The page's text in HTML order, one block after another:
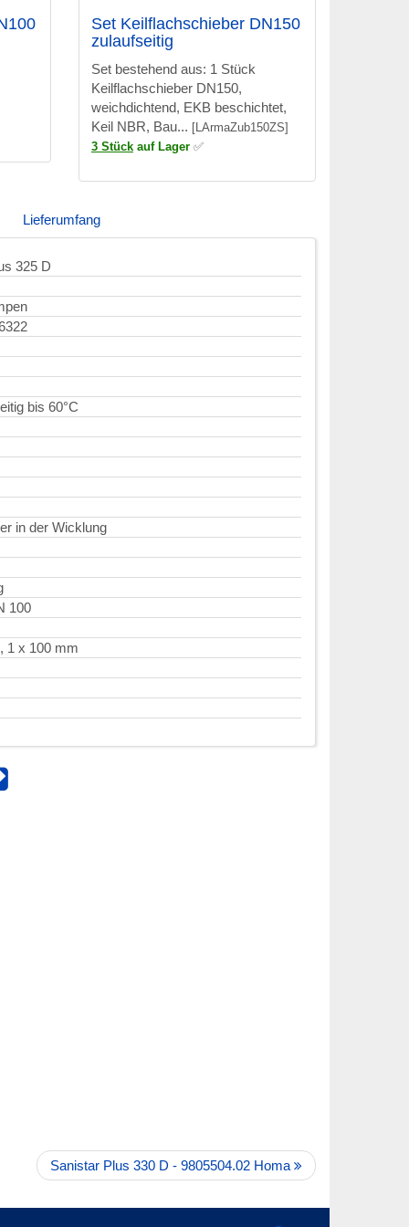
Set Keilflachschieber DN150
zulaufseitig
Set bestehend aus: 1 Stück
Keilflachschieber DN150,
weichdichtend, EKB beschichtet,
Keil NBR, Bau... [LArmaZub150ZS]
3 Stückauf Lager✅
Lieferumfang
325 D
bis 60°C
in der Wicklung
100
1 x 100 mm
Sanistar Plus 330 D - 9805504.02 Homa